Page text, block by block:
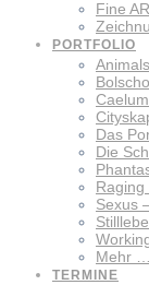
Fine
PORTFOLIO
Das
Die
Raging
Sexus
Mehr …
TERMINE